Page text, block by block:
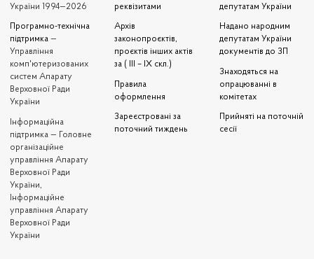
України 1994—2026
Програмно-технічна
підтримка —
Управління
комп'ютеризованих
систем Апарату
Верховної Ради
України
Iнформаційна
підтримка — Головне
організаційне
управління Апарату
Верховної Ради
України,
Інформаційне
управління Апарату
Верховної Ради
України
реквізитами
Архів
законопроєктів,
проєктів інших актів
за ( III – IX скл.)
Правила
оформлення
Зареєстровані за
поточний тиждень
депутатам України
Надано народним
депутатам України
документів до ЗП
Знаходяться на
опрацюванні в
комітетах
Прийняті на поточній
сесії